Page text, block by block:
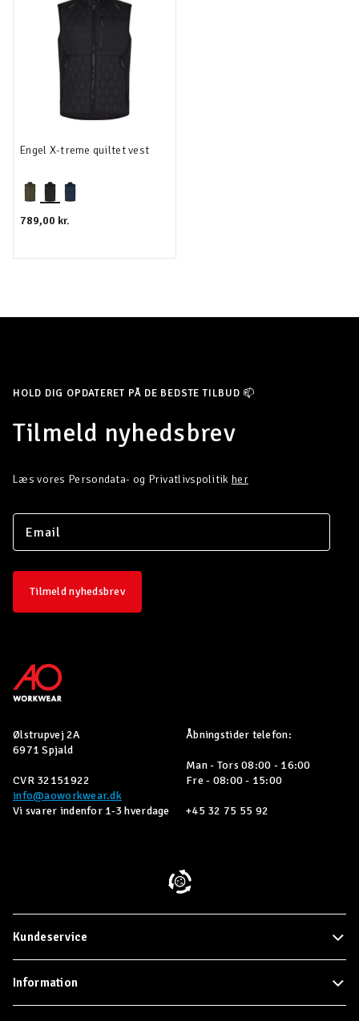
Engel X-treme quiltet vest
789,00 kr.
HOLD DIG OPDATERET PÅ DE BEDSTE TILBUD 📫
Tilmeld nyhedsbrev
Læs vores Persondata- og Privatlivspolitik her
Tilmeld nyhedsbrev
Ølstrupvej 2A
6971 Spjald
CVR 32151922
info@aoworkwear.dk
Vi svarer indenfor 1-3 hverdage
Åbningstider telefon:
Man - Tors 08:00 - 16:00
Fre - 08:00 - 15:00
+45 32 75 55 92
Kundeservice
Information